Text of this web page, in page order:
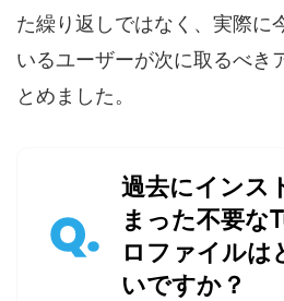
た繰り返しではなく、実際に
いるユーザーが次に取るべき
とめました。
Q.
過去にインス
まった不要な
ロファイルは
いですか？